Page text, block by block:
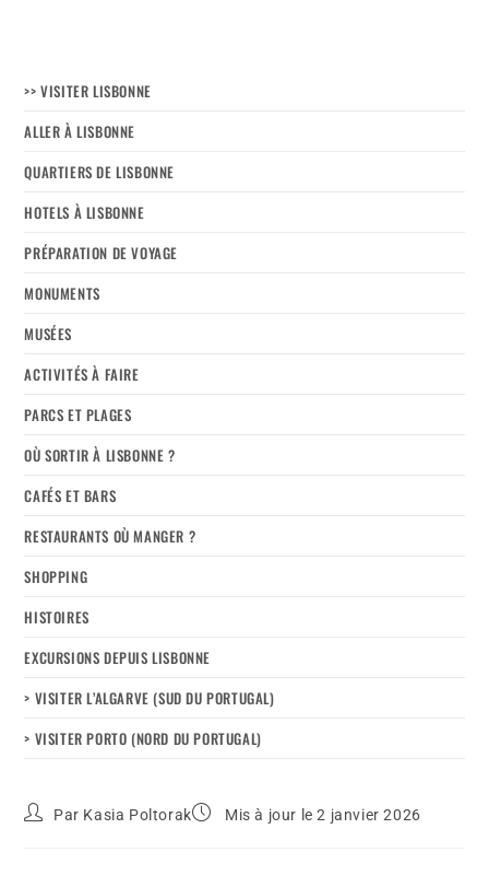
>> VISITER LISBONNE
ALLER À LISBONNE
QUARTIERS DE LISBONNE
HOTELS À LISBONNE
PRÉPARATION DE VOYAGE
MONUMENTS
MUSÉES
ACTIVITÉS À FAIRE
PARCS ET PLAGES
OÙ SORTIR À LISBONNE ?
CAFÉS ET BARS
RESTAURANTS OÙ MANGER ?
SHOPPING
HISTOIRES
EXCURSIONS DEPUIS LISBONNE
> VISITER L’ALGARVE (SUD DU PORTUGAL)
> VISITER PORTO (NORD DU PORTUGAL)
Par Kasia Poltorak Mis à jour le 2 janvier 2026